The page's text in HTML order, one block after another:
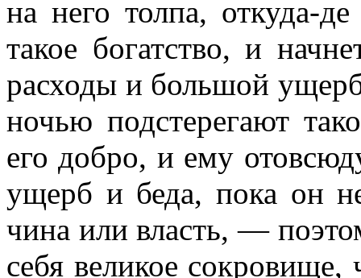
на него толпа, откуда-
такое богатство, и
расходы и большой
ночью подстерегают
его добро, и ему
ущерб и беда, пока он
чина или власть, —
себя великое